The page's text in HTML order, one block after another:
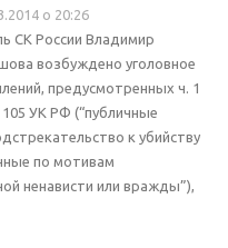
о 20:26
СК России Владимир
возбуждено уголовное
предусмотренных ч. 1
105 УК РФ (“публичные
к убийству
по мотивам
ненависти или вражды”),